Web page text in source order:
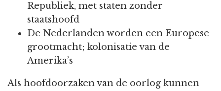
Republiek, met staten zonder
staatshoofd
De Nederlanden worden een Europese
grootmacht; kolonisatie van de
Amerika’s
Als hoofdoorzaken van de oorlog kunnen